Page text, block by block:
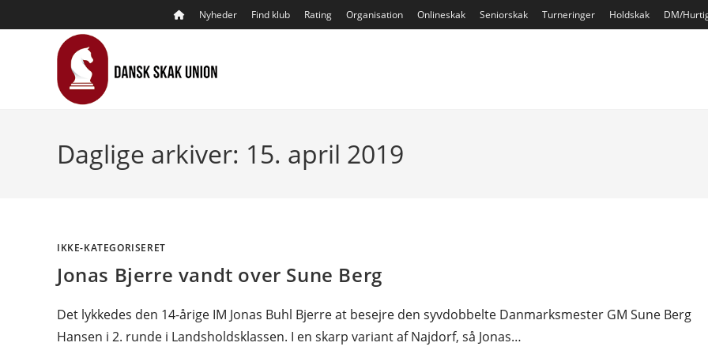
to
Nyheder Find klub Rating Organisation Onlineskak Seniorskak Turneringer Holdskak DM/
Daglige arkiver: 15. april 2019
IKKE-KATEGORISERET
Jonas Bjerre vandt over Sune Berg
Det lykkedes den 14-årige IM Jonas Buhl Bjerre at besejre den syvdobbelte Danmarksmester GM Sune Berg
Hansen i 2. runde i Landsholdsklassen. I en skarp variant af Najdorf, så Jonas…